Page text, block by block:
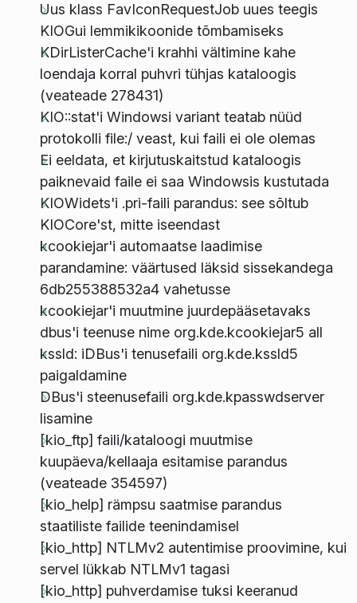
Uus klass FavIconRequestJob uues teegis
KIOGui lemmikikoonide tõmbamiseks
KDirListerCache'i krahhi vältimine kahe
loendaja korral puhvri tühjas kataloogis
(veateade 278431)
KIO::stat'i Windowsi variant teatab nüüd
protokolli file:/ veast, kui faili ei ole olemas
Ei eeldata, et kirjutuskaitstud kataloogis
paiknevaid faile ei saa Windowsis kustutada
KIOWidets'i .pri-faili parandus: see sõltub
KIOCore'st, mitte iseendast
kcookiejar'i automaatse laadimise
parandamine: väärtused läksid sissekandega
6db255388532a4 vahetusse
kcookiejar'i muutmine juurdepääsetavaks
dbus'i teenuse nime org.kde.kcookiejar5 all
kssld: iDBus'i tenusefaili org.kde.kssld5
paigaldamine
DBus'i steenusefaili org.kde.kpasswdserver
lisamine
[kio_ftp] faili/kataloogi muutmise
kuupäeva/kellaaja esitamise parandus
(veateade 354597)
[kio_help] rämpsu saatmise parandus
staatiliste failide teenindamisel
[kio_http] NTLMv2 autentimise proovimine, kui
servel lükkab NTLMv1 tagasi
[kio_http] puhverdamise tuksi keeranud